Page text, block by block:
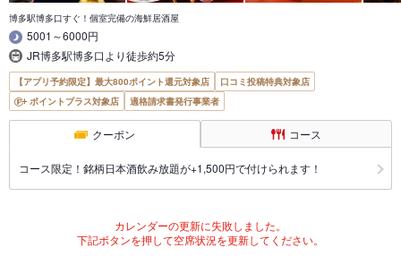
博多駅博多口すぐ！個室完備の海鮮居酒屋
5001～6000円
JR博多駅博多口より徒歩約5分
【アプリ予約限定】最大800ポイント還元対象店
口コミ投稿特典対象店
ポイントプラス対象店
適格請求書発行事業者
クーポン コース
コース限定！銘柄日本酒飲み放題が+1,500円で付けられます！
カレンダーの更新に失敗しました。
下記ボタンを押して空席状況を更新してください。